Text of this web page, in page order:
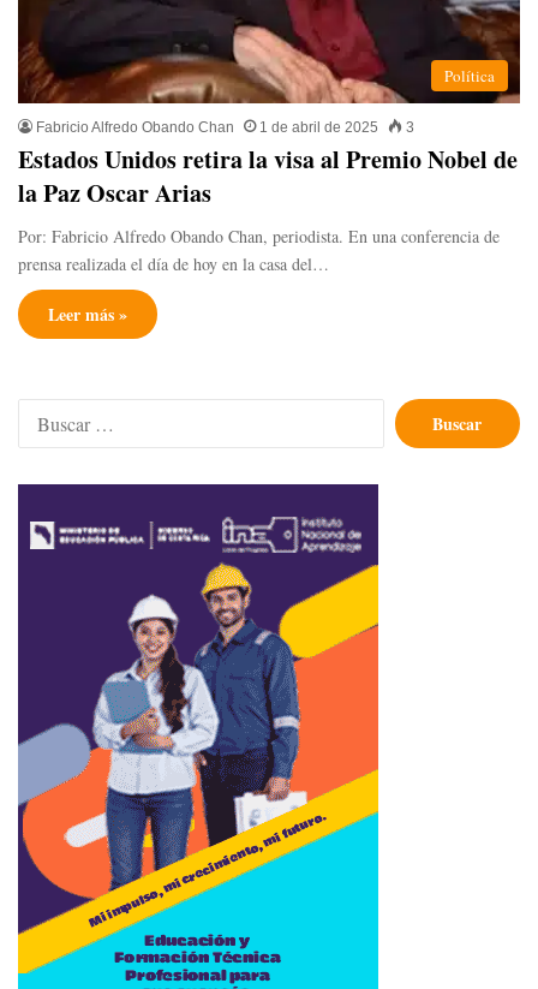
Política
Fabricio Alfredo Obando Chan 1 de abril de 2025 3
Estados Unidos retira la visa al Premio Nobel de
la Paz Oscar Arias
Por: Fabricio Alfredo Obando Chan, periodista. En una conferencia de
prensa realizada el día de hoy en la casa del…
Leer más »
Buscar: